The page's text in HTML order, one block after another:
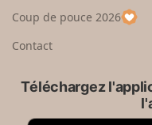
p
a
Coup de pouce 2026
Contact
Téléchargez